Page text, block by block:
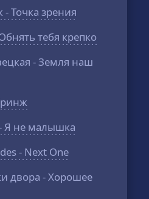
Точка зрения
тебя крепко
- Земля наш
Я не малышка
- Next One
двора - Хорошее